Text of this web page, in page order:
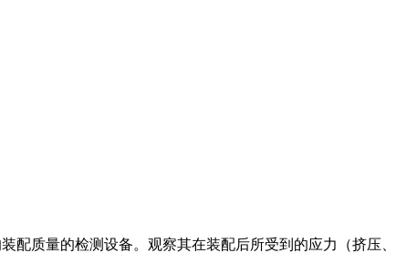
质量的检测设备。观察其在装配后所受到的应力（挤压